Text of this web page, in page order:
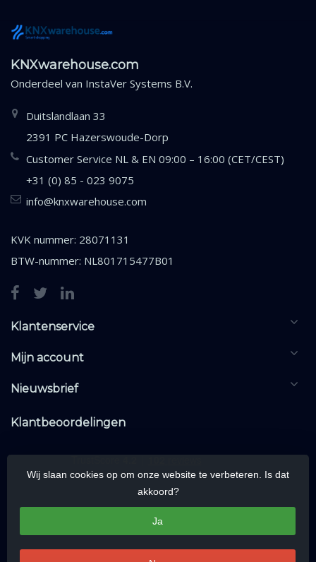
KNXwarehouse.com
Onderdeel van InstaVer Systems B.V.
Duitslandlaan 33
2391 PC Hazerswoude-Dorp
Customer Service NL & EN 09:00 – 16:00 (CET/CEST)
+31 (0) 85 - 023 9075
info@knxwarehouse.com
KVK nummer: 28071131
BTW-nummer: NL801715477B01
Klantenservice
Mijn account
Nieuwsbrief
Klantbeoordelingen
Wij slaan cookies op om onze website te verbeteren. Is dat
akkoord?
Ja